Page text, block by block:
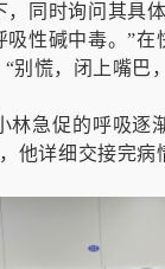
同时询问其具
性碱中毒。”
别慌，闭上嘴巴
急促的呼吸
他详细交接完